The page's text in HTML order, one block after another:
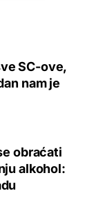
SC-ove,
nam je
obraćati
alkohol: